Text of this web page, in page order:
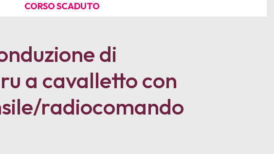
CORSO SCADUTO
di
a cavalletto con
radiocomando